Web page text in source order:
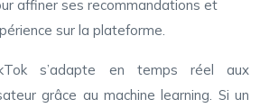
affiner ses recommandations et
sur la plateforme.
s’adapte en temps réel aux
grâce au machine learning. Si un